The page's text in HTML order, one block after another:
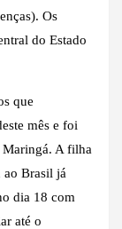
Os
do Estado
que
mês e foi
Maringá. A filha
ao Brasil já
dia 18 com
até o